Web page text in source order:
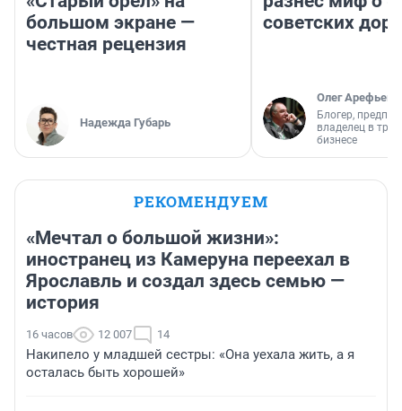
большом экране —
честная рецензия
Надежда Губарь
советских
Олег Арефьев
Блогер,
владелец в
бизнесе
РЕКОМЕНДУЕМ
«Мечтал о большой жизни»:
иностранец из Камеруна переехал в
Ярославль и создал здесь семью —
история
16 часов 12 007 14
Накипело у младшей сестры: «Она уехала жить, а я
осталась быть хорошей»